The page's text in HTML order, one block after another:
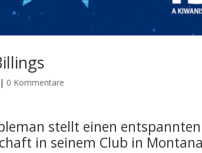
| 0 Kommentare
stellt einen
in seinem Club in